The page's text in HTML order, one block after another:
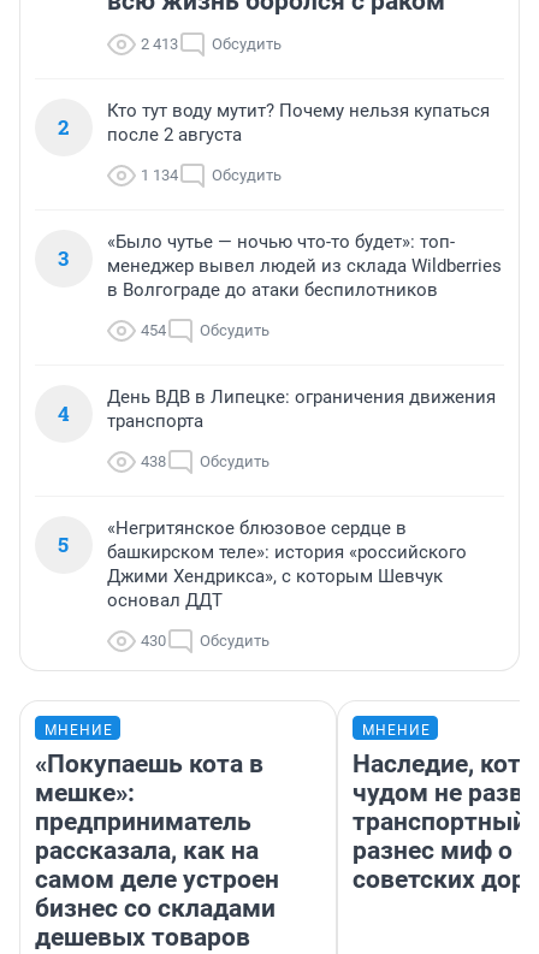
2 413 Обсудить
2
Кто тут воду мутит? Почему нельзя купаться
после 2 августа
1 134 Обсудить
3
«Было чутье — ночью что-то будет»: топ-
менеджер вывел людей из склада Wildberries
в Волгограде до атаки беспилотников
454 Обсудить
4
День ВДВ в Липецке: ограничения движения
транспорта
438 Обсудить
5
«Негритянское блюзовое сердце в
башкирском теле»: история «российского
Джими Хендрикса», с которым Шевчук
основал ДДТ
430 Обсудить
МНЕНИЕ
«Покупаешь кота в
мешке»:
предприниматель
рассказала, как на
самом деле устроен
бизнес со складами
дешевых товаров
МНЕНИЕ
Наследие,
чудом не
транспортный
разнес миф о
советских